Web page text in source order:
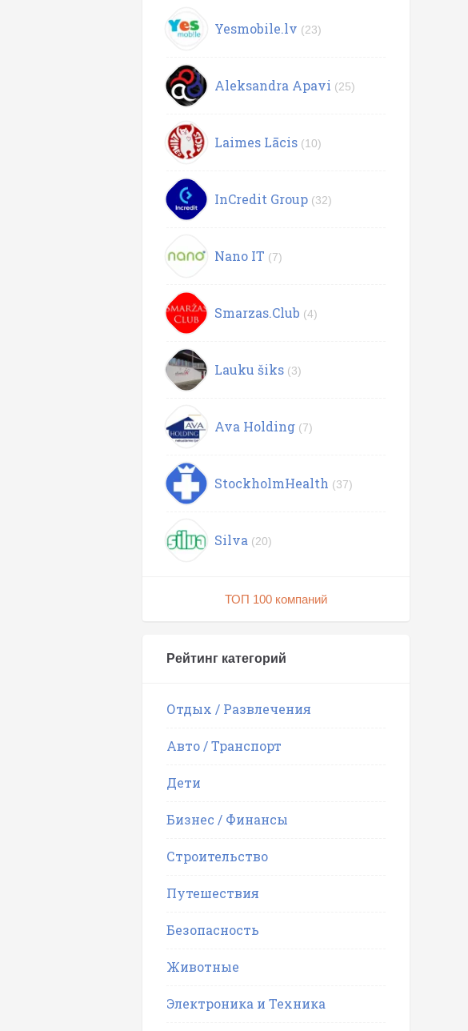
Yesmobile.lv (23)
Aleksandra Apavi (25)
Laimes Lācis (10)
InCredit Group (32)
Nano IT (7)
Smarzas.Club (4)
Lauku šiks (3)
Ava Holding (7)
StockholmHealth (37)
Silva (20)
ТОП 100 компаний
Рейтинг категорий
Отдых / Развлечения
Авто / Транспорт
Дети
Бизнес / Финансы
Строительство
Путешествия
Безопасность
Животные
Электроника и Техника